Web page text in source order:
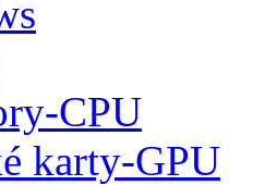
CPU
karty-GPU